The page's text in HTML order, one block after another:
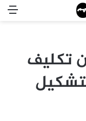
تكليف